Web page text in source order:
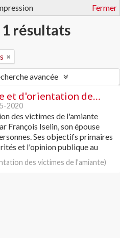
Fermer
résultats
avancée
Fonds du Comité d'aide et d'orientation des victimes de l'amiante
2020
des victimes de l'amiante
François Iselin, son épouse
Ses objectifs primaires
et l'opinion publique au
des victimes de l'amiante)